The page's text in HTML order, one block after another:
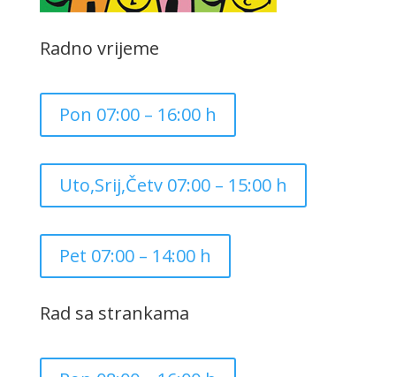
Radno vrijeme
Pon 07:00 – 16:00 h
Uto,Srij,Četv 07:00 – 15:00 h
Pet 07:00 – 14:00 h
Rad sa strankama